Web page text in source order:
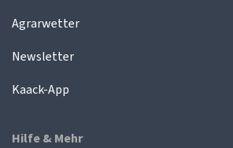
Agrarwetter
Newsletter
Kaack-App
Hilfe & Mehr